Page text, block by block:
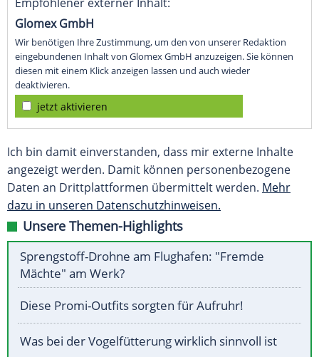
Glomex GmbH
Wir benötigen Ihre Zustimmung, um den von unserer Redaktion
eingebundenen Inhalt von Glomex GmbH anzuzeigen. Sie können
diesen mit einem Klick anzeigen lassen und auch wieder
deaktivieren.
jetzt aktivieren
Ich bin damit einverstanden, dass mir externe Inhalte
angezeigt werden. Damit können personenbezogene
Daten an Drittplattformen übermittelt werden. Mehr
dazu in unseren Datenschutzhinweisen.
Unsere Themen-Highlights
Sprengstoff-Drohne am Flughafen: "Fremde
Mächte" am Werk?
Diese Promi-Outfits sorgten für Aufruhr!
Was bei der Vogelfütterung wirklich sinnvoll ist